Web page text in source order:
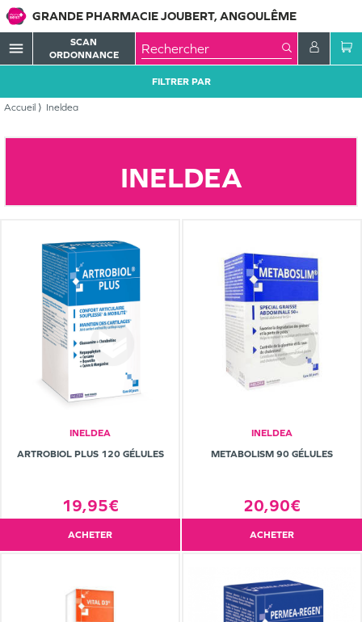
GRANDE PHARMACIE JOUBERT, ANGOULÊME
menu
SCAN
ORDONNANCE
Accueil Ineldea
FILTRER PAR
INELDEA
INELDEA
ARTROBIOL PLUS 120 GÉLULES
19,95€
ACHETER
INELDEA
METABOLISM 90 GÉLULES
20,90€
ACHETER